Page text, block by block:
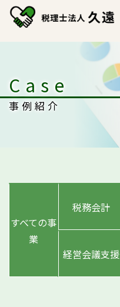
Case
事例紹介
すべての事
業
税務会計
経営会議支援